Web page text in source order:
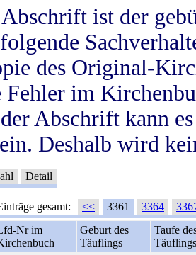
ist der
des Original-
im
Abschrift kann
Deshalb wird
Detail
gesamt: << 3361 3364
Nr im
Geburt des
Täuflings
Taufe
Täuflings